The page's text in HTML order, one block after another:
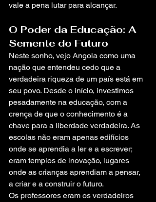
vale a pena lutar para alcançar.
O Poder da Educação: A
Semente do Futuro
Neste sonho, vejo Angola como uma
nação que entendeu cedo que a
verdadeira riqueza de um país está em
seu povo. Desde o início, investimos
pesadamente na educação, com a
crença de que o conhecimento é a
chave para a liberdade verdadeira. As
escolas não eram apenas edifícios
onde se aprendia a ler e a escrever;
eram templos de inovação, lugares
onde as crianças aprendiam a pensar,
a criar e a construir o futuro.
Os professores eram os verdadeiros